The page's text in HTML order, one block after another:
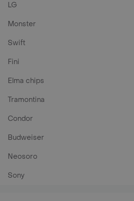
LG
Monster
Swift
Fini
Elma chips
Tramontina
Condor
Budweiser
Neosoro
Sony